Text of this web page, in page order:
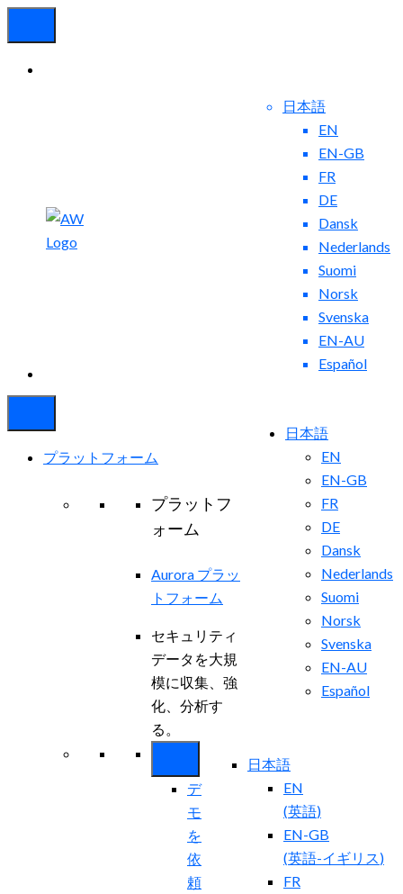
日本語
EN
EN-GB
FR
DE
Dansk
Nederlands
Suomi
Norsk
Svenska
EN-AU
Español
日本語
EN
EN-GB
FR
DE
Dansk
Nederlands
Suomi
Norsk
Svenska
EN-AU
Español
プラットフォーム
プラットフ
ォーム
Aurora プラッ
トフォーム
セキュリティ
データを大規
模に収集、強
化、分析す
る。
日本語
EN
(英語)
EN-GB
(英語-イギリス)
FR
デ
モ
を
依
頼